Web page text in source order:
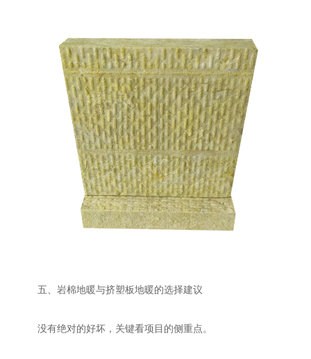
五、岩棉地暖与挤塑板地暖的选择建议
没有绝对的好坏，关键看项目的侧重点。